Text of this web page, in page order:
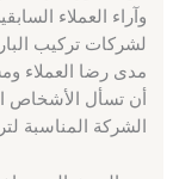
وآراء العملاء
لشركات تركيب
مدى رضا العملاء
أن تسأل الأشخاص
الشركة المناسبة